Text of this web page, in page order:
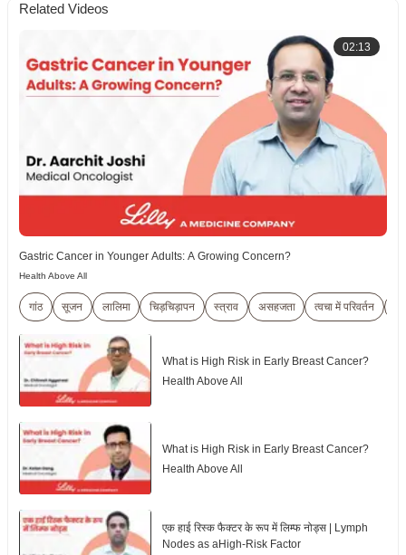
Related Videos
02:13
Gastric Cancer in Younger Adults: A Growing Concern?
Health Above All
गांठ सूजन लालिमा चिड़चिड़ापन स्त्राव असहजता त्वचा में परिवर्तन
What is High Risk in Early Breast Cancer?
Health Above All
What is High Risk in Early Breast Cancer?
Health Above All
एक हाई रिस्क फैक्टर के रूप में लिम्फ नोड्स | Lymph
Nodes as aHigh-Risk Factor